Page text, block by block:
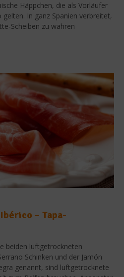
Häppchen, die als Vorläufer
In ganz Spanien verbreitet,
Scheiben zu wahren
– Tapa-
beiden luftgetrockneten
Schinken und der Jamón
genannt, sind luftgetrocknete